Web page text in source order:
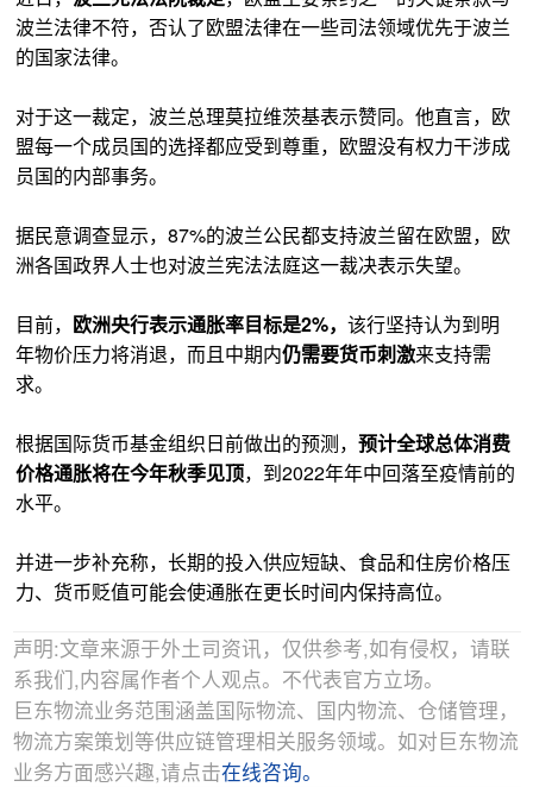
波兰法律不符，否认了欧盟法律在一些司法领域优先于波兰
的国家法律。
对于这一裁定，波兰总理莫拉维茨基表示赞同。他直言，欧
盟每一个成员国的选择都应受到尊重，欧盟没有权力干涉成
员国的内部事务。
据民意调查显示，87%的波兰公民都支持波兰留在欧盟，欧
洲各国政界人士也对波兰宪法法庭这一裁决表示失望。
目前， 欧洲央行表示通胀率目标是2%，该行坚持认为到明
年物价压力将消退，而且中期内仍需要货币刺激来支持需
求。
根据国际货币基金组织日前做出的预测，预计全球总体消费
价格通胀将在今年秋季见顶，到2022年年中回落至疫情前的
水平。
并进一步补充称，长期的投入供应短缺、食品和住房价格压
力、货币贬值可能会使通胀在更长时间内保持高位。
声明:文章来源于外土司资讯，仅供参考,如有侵权，请联
系我们,内容属作者个人观点。不代表官方立场。
巨东物流业务范围涵盖国际物流、国内物流、仓储管理，
物流方案策划等供应链管理相关服务领域。如对巨东物流
业务方面感兴趣,请点击在线咨询。